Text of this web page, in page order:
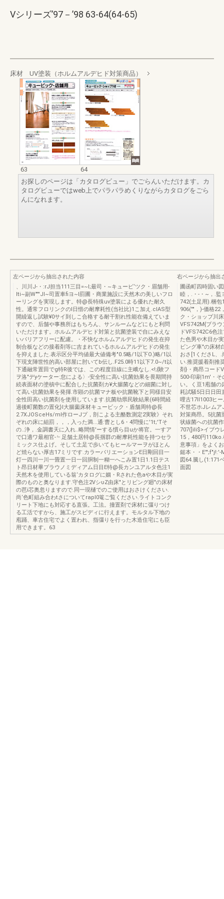
Vシリーズ’97－’98 63-64(64-65)
床材 UV塗装（ホルムアルデヒド対策商品）
63
64
お探しのページは「カタログビュー」でごらんいただけます。カ
タログビューではweb上でパラパラめくりながらカタログをごら
んになれます。
左ページから抽出された内容
、川川J-・:rJ担当111三目=~I;最司・~キュービ‘ツク・眉舗用-
Iti~副W""'JI~司置車fiヨ~l罰圃・商業施設に天然木の美しいフロ
ーリングを実現します。特@長特殊uv塗装による優れた耐久
性。通常フロリンクのl日惜の耐摩耗性(当社比)1こ加え.clAS型
開繰返し試験¥0サイ到しこ合格する耐干割れ性能在備えていま
すので、后舗や事務所はもちろん、サンルームなどにもと利問
いただけます。ホルムアルデヒド対策と抗菌塗装で自にみえな
いパリアフリーに配慮。・不快なホルムアルデヒドの発生在抑
制合板などの接着剤等に吉まれているホルムアルデヒドの発生
を抑えました.表示区分平均値最大値備考"0.5略/1以下O.)略/1以
下現支陣世性的高い部屋に肘いてb伝し.F25.0時11以下7.0~/t以
下通融常置田でg特R後では、この程度目線に主峨なし.<!;{験フ
ヲ洛"デyケーター:怠による〉-安全性に高い抗菌効果を畏期間持
続表面材の塗槙中に配合した抗菌剤カ¥大腸菌などの細菌に対し
て高い抗菌効果を発揮.市顕の抗菌マナ板や抗菌靴下と同様目安
全性田高い抗菌剤を使用しています.抗菌劫県民験結果(6時間経
過後町菌数の置化}l大腸薗床材キュービック・盾舗周特@長
2.7XJOSceHs/ml作ローJプ，剖こよる主酪数測定2実験》それ
ぞれの床に組罰，，，入った満...通:曹とし6・4問慢に'1t;'Tそ
の..浄，.金調書天に入れ..略間情'ーする慣ら目uか将官。一すア
で口適ワ最相官-﹄足舗土居特@長掴群の耐摩耗性能を持つセラ
ミックス仕よげ。そして土足で歩いてもヒールマーヲがほとん
ど焼らない厚吉17ミリです.カラーバリエーションE日剛回目一
灯一四川一川一畳置一日一回胴制一糊一へこみ置1日1.1日テス
ト昂日材畢プラウノミディアム日目E特@長カンユアルタ色注1
天然木を使用している翁‘カタログに姻・Rされた色aや木目が実
際のものと奥なります.守色注2VシυZ由床"とリビング廻"の床材
の芭i芯奥忽りますので.同一現樋でのご使用はおさけください.
尚‘色町組み合わtさについてrapl0篭ご覧ください.ライトコンク
リート下地にも対応する直張。工法。撞置剤で床材に彊りつけ
る工活ですから、施工がスピディに行えます。モルタル下地の
庖踊、車古住宅でよく置われ、指彊りを行った木造住宅にも臣
用できます。63
右ページから抽出
圃函町四時固い
睦，.・-・~，.監
742(土足用).梱包
906(""，)-価格22
ク・ショップ川
VFS742M{ブラ
ドVFS742C6色
た色男や木目か
ビング車"の床材
おさ[1くださL、
い.推奨援着剤推
剤}・商昂コード
500-印刷1m'・そ
い。く亘1庖舗の
耗試騒5日日日田
哩古17Il1003ヒ
不世芯ホJレムア
対策商昂。5抗菌
状線菌への抗菌
707(]iIi$>イブウ
15，480円
意事項」をよく
鎚本・・E'";f"j!:'-
図64.騰し(1:171
面図